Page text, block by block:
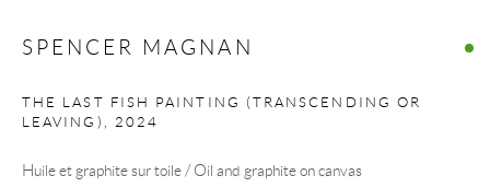
COLLECTION ART VOLTE / ART VOLT
SPENCER MAGNAN
THE LAST FISH PAINTING (TRANSCENDING OR
LEAVING) , 2024
Huile et graphite sur toile / Oil and graphite on canvas